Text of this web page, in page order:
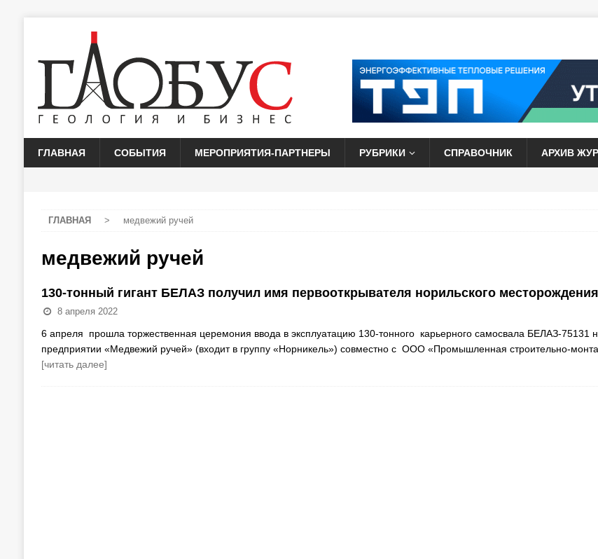
ГЛАВНАЯ СОБЫТИЯ МЕРОПРИЯТИЯ-ПАРТНЕРЫ РУБРИКИ СПРАВОЧНИК АРХИВ
ГЛАВНАЯ > медвежий ручей
медвежий ручей
130-тонный гигант БЕЛАЗ получил имя первооткрывателя норильского месторождения
8 апреля 2022
6 апреля прошла торжественная церемония ввода в эксплуатацию 130-тонного карьерного самосвала БЕЛАЗ-75131
предприятии «Медвежий ручей» (входит в группу «Норникель») совместно с ООО «Промышленная строительно-
[читать далее]